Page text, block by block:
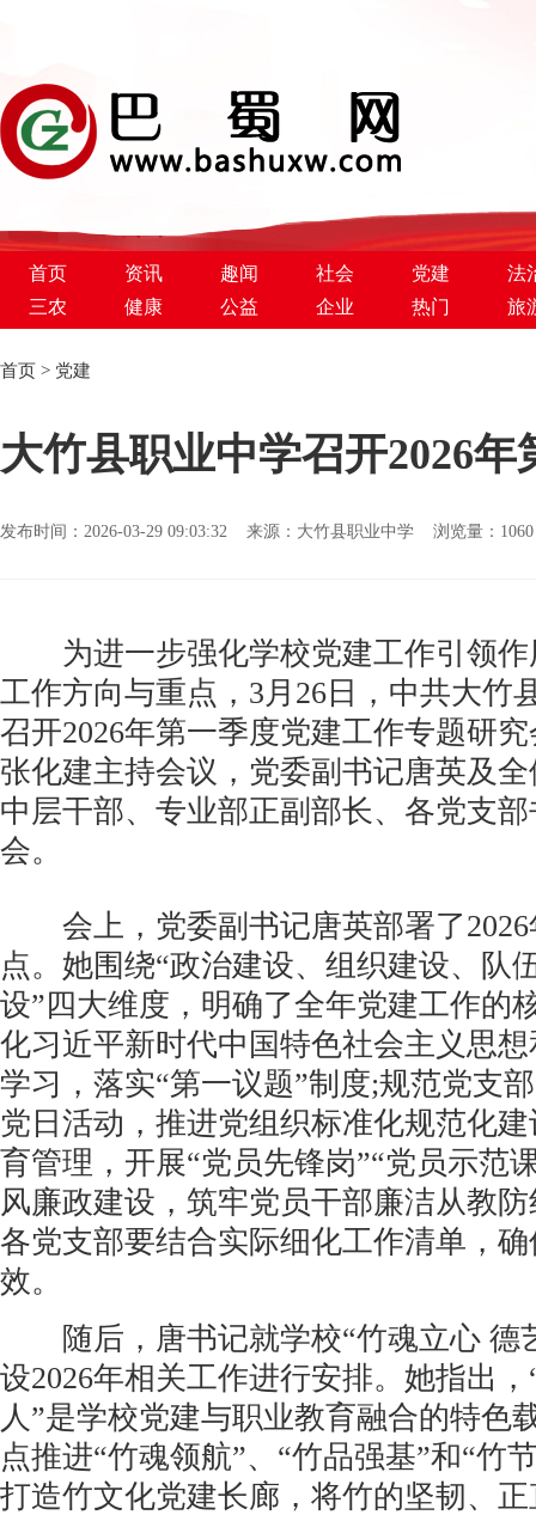
首页 资讯 趣闻 社会 党建
法
三农
健康 公益 企业 热门 旅
首页 > 党建
大竹县职业中学召开2026
发布时间：2026-03-29 09:03:32 来源：大竹县职业中学 浏览量：
为进一步强化学校党建工作引领作
工作方向与重点，3月26日，中共大竹
召开2026年第一季度党建工作专题研
张化建主持会议，党委副书记唐英及
中层干部、专业部正副部长、各党支
会。
会上，党委副书记唐英部署了2026
点。她围绕“政治建设、组织建设、队
设”四大维度，明确了全年党建工作的
化习近平新时代中国特色社会主义思
学习，落实“第一议题”制度;规范党支
党日活动，推进党组织标准化规范化
育管理，开展“党员先锋岗”“党员示范
风廉政建设，筑牢党员干部廉洁从教
各党支部要结合实际细化工作清单，
效。
随后，唐书记就学校“竹魂立心 德
设2026年相关工作进行安排。她指出
人”是学校党建与职业教育融合的特色
点推进“竹魂领航”、“竹品强基”和“竹
打造竹文化党建长廊，将竹的坚韧、